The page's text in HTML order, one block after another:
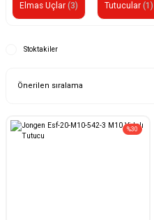
Elmas Uçlar (3) Tutucular (1)
Stoktakiler
%30